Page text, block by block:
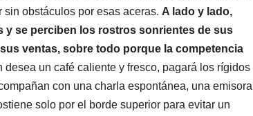
obstáculos por esas aceras. A lado y lado,
y se perciben los rostros sonrientes de sus
ventas, sobre todo porque la competencia
desea un café caliente y fresco, pagará los rígidos
con una charla espontánea, una emisora
solo por el borde superior para evitar un